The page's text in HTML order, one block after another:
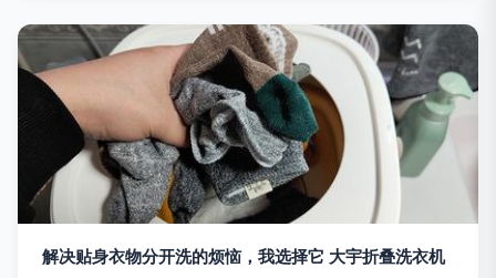
解决贴身衣物分开洗的烦恼，我选择它 大宇折叠洗衣机